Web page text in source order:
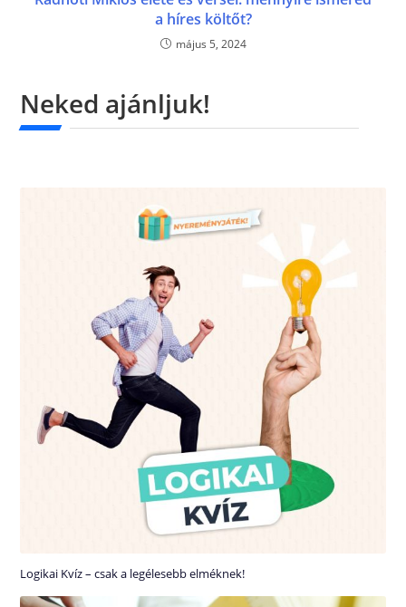
a híres költőt?
május 5, 2024
Neked ajánljuk!
Logikai Kvíz – csak a legélesebb elméknek!